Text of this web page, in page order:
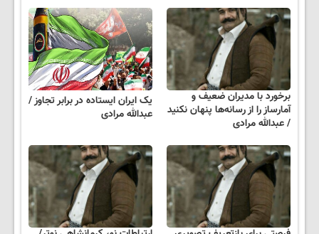
برخورد با مدیران ضعیف و
آمارساز را از رسانه‌ها پنهان نکنید
/ عبدالله مرادی
یک ایران ایستاده در برابر تجاوز /
عبدالله مرادی